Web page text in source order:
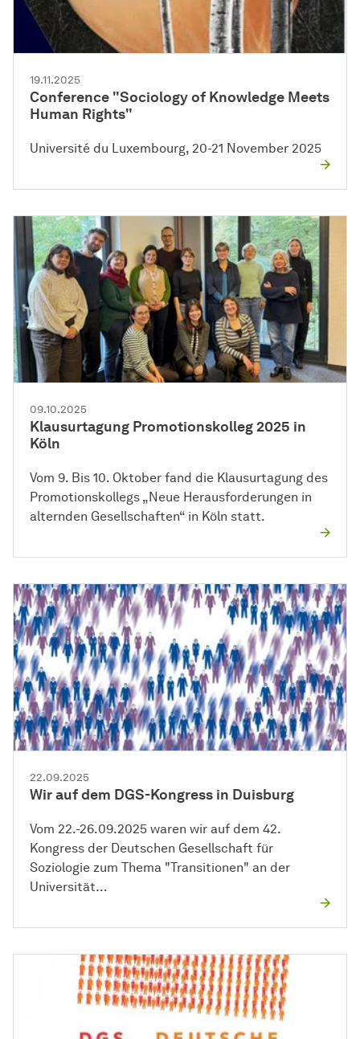
19.11.2025
Conference "Sociology of Knowledge Meets
Human Rights"
Université du Luxembourg, 20-21 November 2025
09.10.2025
Klausurtagung Promotionskolleg 2025 in
Köln
Vom 9. Bis 10. Oktober fand die Klausurtagung des
Promotionskollegs „Neue Herausforderungen in
alternden Gesellschaften“ in Köln statt.
22.09.2025
Wir auf dem DGS-Kongress in Duisburg
Vom 22.-26.09.2025 waren wir auf dem 42.
Kongress der Deutschen Gesellschaft für
Soziologie zum Thema "Transitionen" an der
Universität…